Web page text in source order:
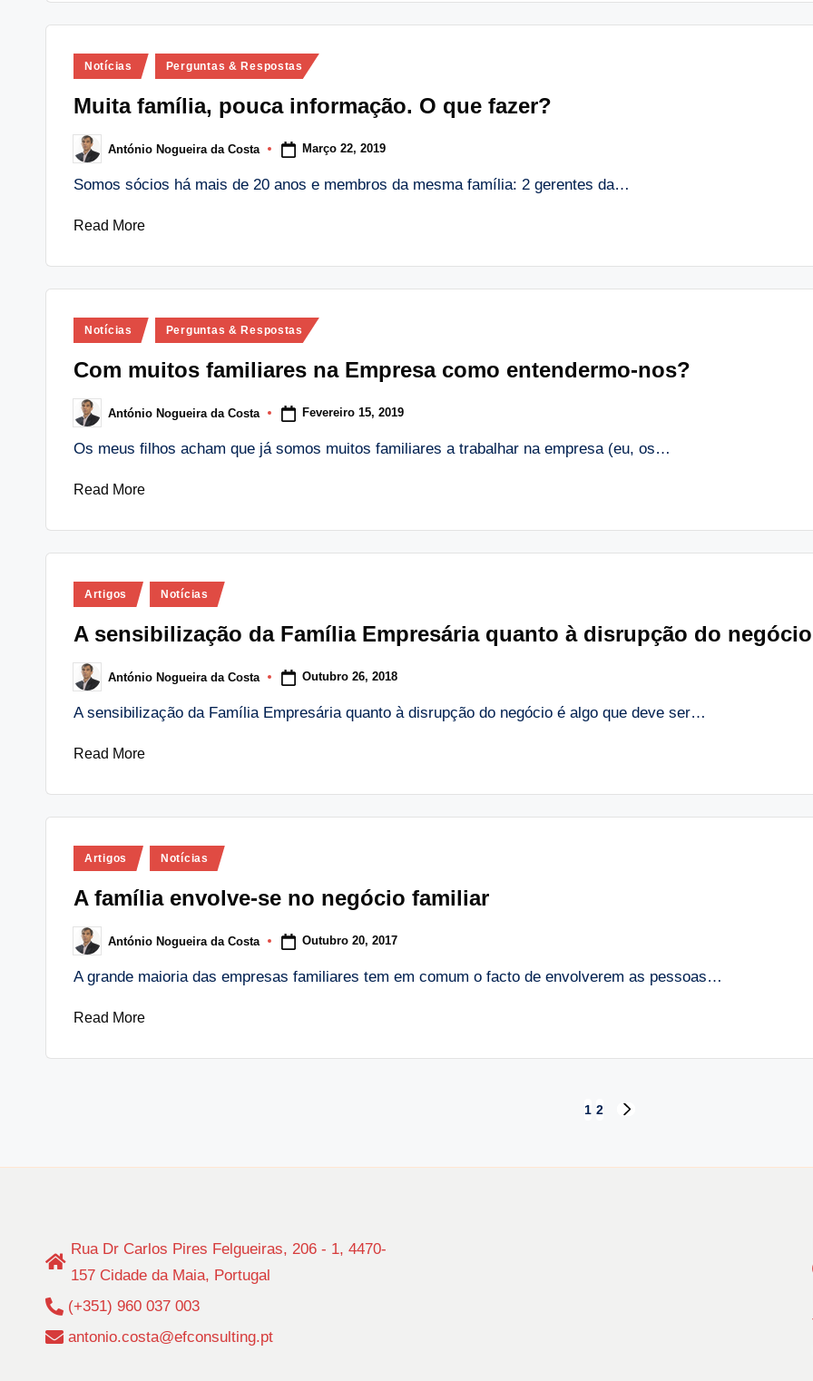
Posted
Notícias Perguntas & Respostas
Muita família, pouca informação. O que fazer?
Posted
by
António Nogueira da Costa Março 22, 2019
Somos sócios há mais de 20 anos e membros da mesma família: 2 gerentes da…
Read More
Posted
Notícias Perguntas & Respostas
Com muitos familiares na Empresa como entendermo-nos?
Posted
by
António Nogueira da Costa Fevereiro 15, 2019
Os meus ﬁlhos acham que já somos muitos familiares a trabalhar na empresa (eu, os…
Read More
Posted
Artigos Notícias
A sensibilização da Família Empresária quanto à disrupção do negócio
Posted
by
António Nogueira da Costa Outubro 26, 2018
A sensibilização da Família Empresária quanto à disrupção do negócio é algo que deve ser…
Read More
Posted
Artigos Notícias
A família envolve-se no negócio familiar
Posted
by
António Nogueira da Costa Outubro 20, 2017
A grande maioria das empresas familiares tem em comum o facto de envolverem as pessoas…
Read More
dos
1 2
Rua Dr Carlos Pires Felgueiras, 206 - 1, 4470-
157 Cidade da Maia, Portugal
(+351) 960 037 003
antonio.costa@efconsulting.pt